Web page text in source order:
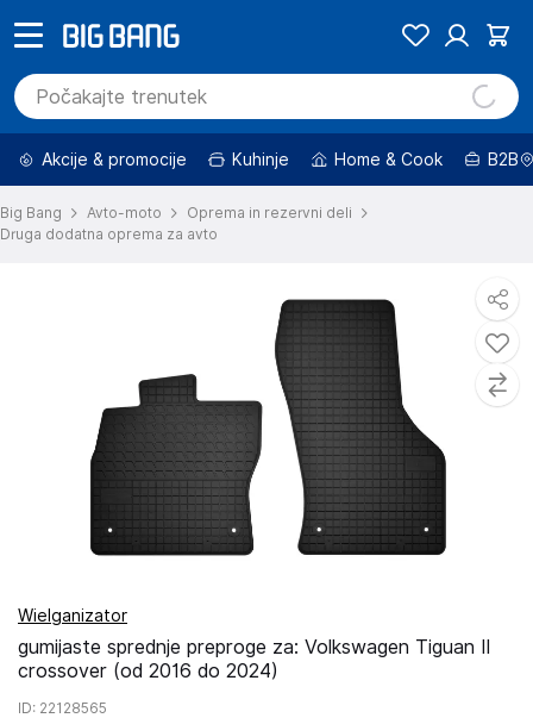
Akcije & promocije Kuhinje Home & Cook B2B
Big Bang Avto-moto
Oprema in rezervni deli
Druga dodatna oprema za avto
Wielganizator
gumijaste sprednje preproge za: Volkswagen Tiguan II
crossover (od 2016 do 2024)
ID: 22128565